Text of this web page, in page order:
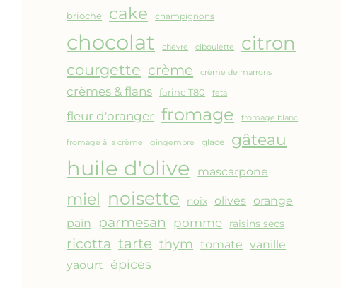
CUISSON
AU
FOUR
brioche cake champignons
chocolat chèvre ciboulette citron
courgette crème crème de marrons
crèmes & flans farine T80 feta
fleur d'oranger fromage fromage blanc
fromage à la crème gingembre glace gâteau
huile d'olive mascarpone
miel noisette noix olives orange
pain
parmesan pomme raisins secs
ricotta tarte thym tomate vanille
yaourt épices